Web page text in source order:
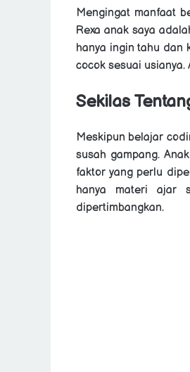
Mengingat manfaat
Rexa anak saya
hanya ingin tahu dan
cocok sesuai usianya.
Sekilas
Meskipun belajar
susah gampang.
faktor yang perlu
hanya materi ajar
dipertimbangkan.